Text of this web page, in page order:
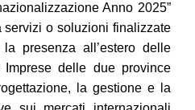
Anno 2025”
servizi o soluzioni finalizzate
presenza all’estero delle
delle due province
la gestione e la